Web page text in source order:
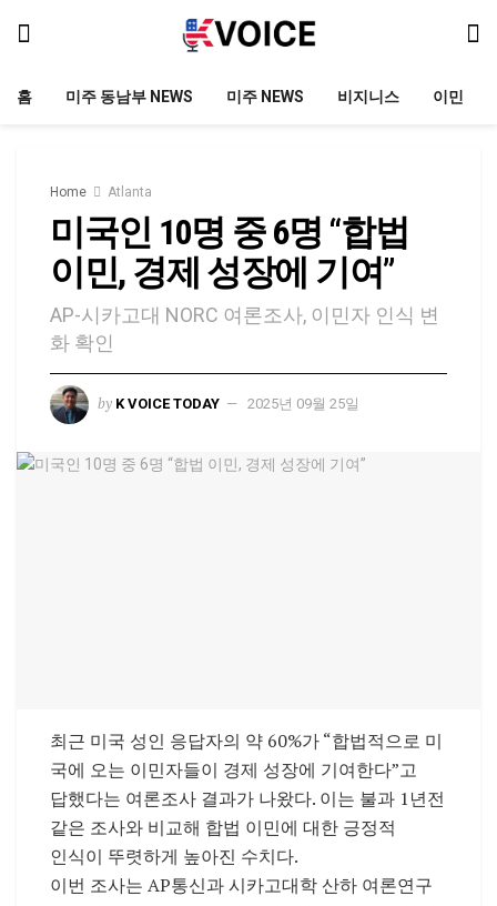
홈 미주 동남부 NEWS 미주 NEWS 비지니스 이민
Home Atlanta
미국인 10명 중 6명 “합법
이민, 경제 성장에 기여”
AP-시카고대 NORC 여론조사, 이민자 인식 변
화 확인
by K VOICE TODAY 2025년 09월 25일
최근 미국 성인 응답자의 약 60%가 “합법적으로 미
국에 오는 이민자들이 경제 성장에 기여한다”고
답했다는 여론조사 결과가 나왔다. 이는 불과 1년전
같은 조사와 비교해 합법 이민에 대한 긍정적
인식이 뚜렷하게 높아진 수치다.
이번 조사는 AP통신과 시카고대학 산하 여론연구